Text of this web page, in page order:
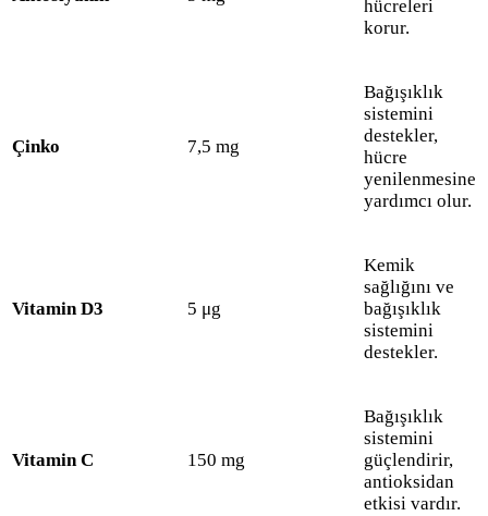
hücreleri
korur.
Çinko 7,5 mg
Bağışıklık
sistemini
destekler,
hücre
yenilenmesine
yardımcı olur.
Vitamin D3 5 μg
Kemik
sağlığını ve
bağışıklık
sistemini
destekler.
Vitamin C 150 mg
Bağışıklık
sistemini
güçlendirir,
antioksidan
etkisi vardır.